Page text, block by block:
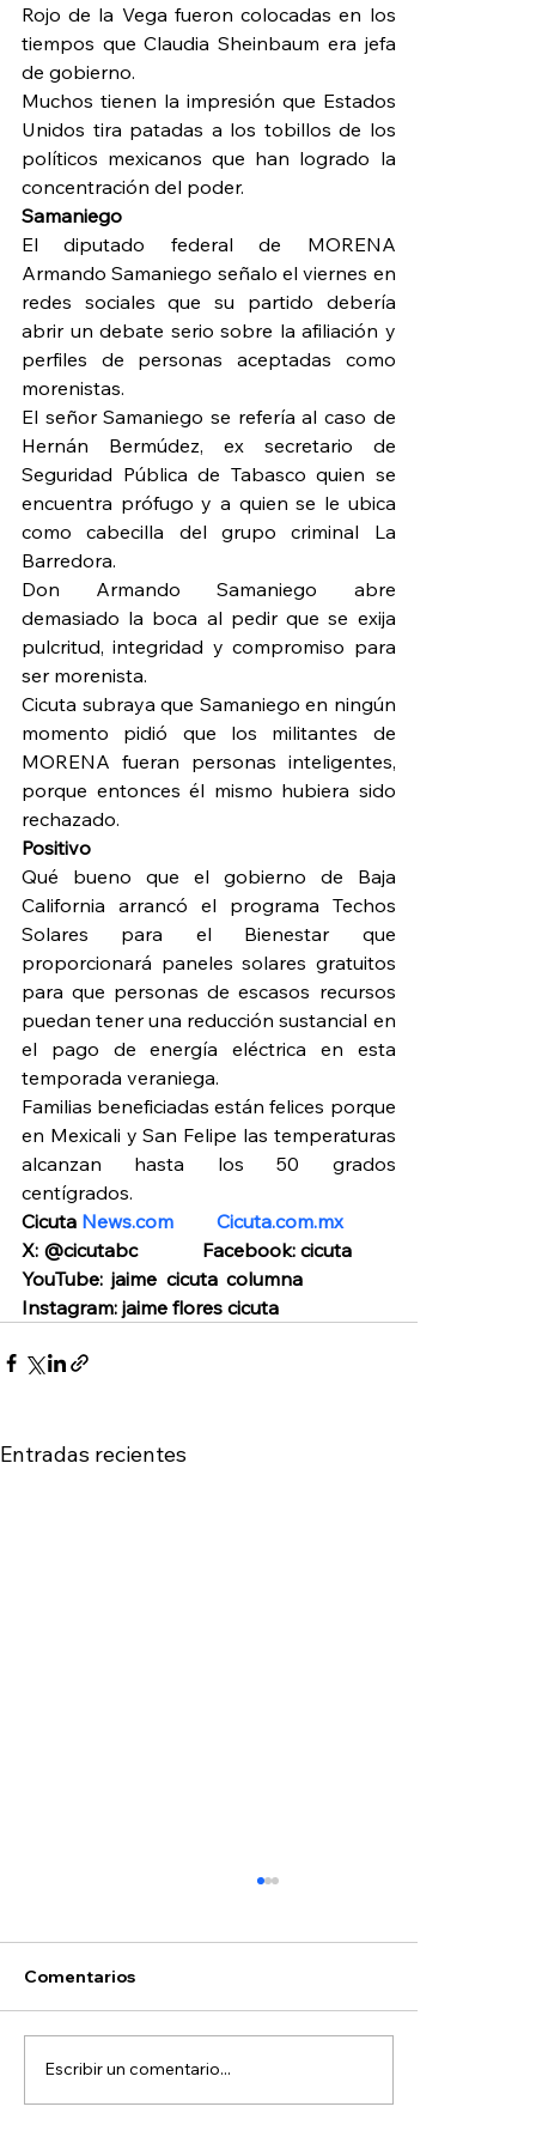
Rojo de la Vega fueron colocadas en los
tiempos que Claudia Sheinbaum era jefa
de gobierno.
Muchos tienen la impresión que Estados
Unidos tira patadas a los tobillos de los
políticos mexicanos que han logrado la
concentración del poder.
Samaniego
El diputado federal de MORENA
Armando Samaniego señalo el viernes en
redes sociales que su partido debería
abrir un debate serio sobre la afiliación y
perfiles de personas aceptadas como
morenistas.
El señor Samaniego se refería al caso de
Hernán Bermúdez, ex secretario de
Seguridad Pública de Tabasco quien se
encuentra prófugo y a quien se le ubica
como cabecilla del grupo criminal La
Barredora.
Don Armando Samaniego abre
demasiado la boca al pedir que se exija
pulcritud, integridad y compromiso para
ser morenista.
Cicuta subraya que Samaniego en ningún
momento pidió que los militantes de
MORENA fueran personas inteligentes,
porque entonces él mismo hubiera sido
rechazado.
Positivo
Qué bueno que el gobierno de Baja
California arrancó el programa Techos
Solares para el Bienestar que
proporcionará paneles solares gratuitos
para que personas de escasos recursos
puedan tener una reducción sustancial en
el pago de energía eléctrica en esta
temporada veraniega.
Familias beneficiadas están felices porque
en Mexicali y San Felipe las temperaturas
alcanzan hasta los 50 grados
centígrados.
Cicuta News.com
Cicuta.com.mx
X: @cicutabc             Facebook: cicuta
YouTube: jaime cicuta columna
Instagram: jaime flores cicuta
Entradas recientes
Hoyos
Comentarios
Escribir un comentario...